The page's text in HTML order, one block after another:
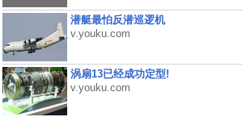
潜艇最怕反潜巡逻机
v.youku.com
涡扇13已经成功定型!
v.youku.com